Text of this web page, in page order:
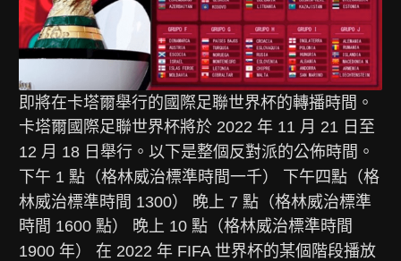
即將在卡塔爾舉行的國際足聯世界杯的轉播時間。
卡塔爾國際足聯世界杯將於 2022 年 11 月 21 日至
12 月 18 日舉行。以下是整個反對派的公佈時間。
下午 1 點（格林威治標準時間一千） 下午四點（格
林威治標準時間 1300） 晚上 7 點（格林威治標準
時間 1600 點） 晚上 10 點（格林威治標準時間
1900 年） 在 2022 年 FIFA 世界杯的某個階段播放